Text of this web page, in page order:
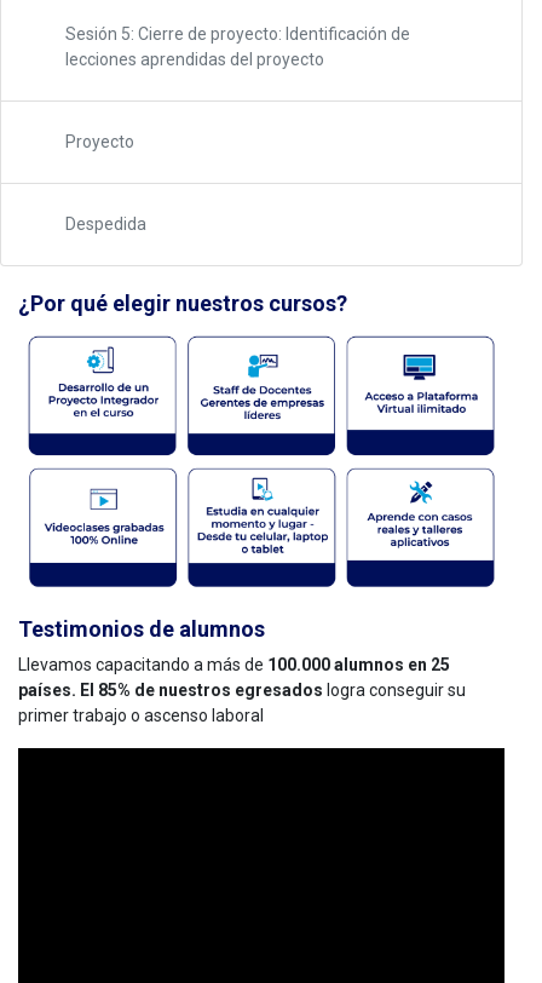
Sesión 5: Cierre de proyecto: Identificación de
lecciones aprendidas del proyecto
Proyecto
Despedida
¿Por qué elegir nuestros cursos?
Testimonios de alumnos
Llevamos capacitando a más de 100.000 alumnos en 25
países. El 85% de nuestros egresados logra conseguir su
primer trabajo o ascenso laboral